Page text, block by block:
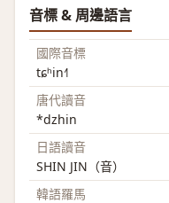
音標 & 周邊語言
國際音標
tɕʰin˧˥
唐代讀音
*dzhin
日語讀音
SHIN JIN（音）
韓語羅馬